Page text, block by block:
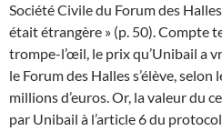
Société Civile du Forum des
était étrangère » (p. 50).Compte
trompe-l’œil, le prix qu’Unibail a
le Forum des Halles s’élève,
millions d’euros. Or, la valeur du
par Unibail à l’article 6 du